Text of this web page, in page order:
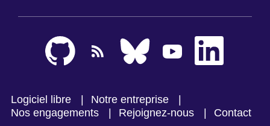
Logiciel libre
Notre entreprise
Nos engagements
Rejoignez-nous Contact